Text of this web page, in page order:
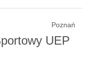
Poznań
UEP